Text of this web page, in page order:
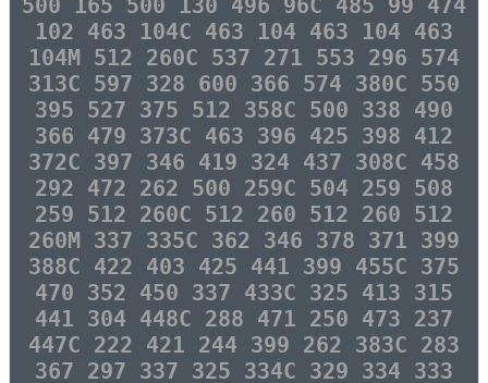
500 165 500 130 496 96C 485 99 474
102 463 104C 463 104 463 104 463
104M 512 260C 537 271 553 296 574
313C 597 328 600 366 574 380C 550
395 527 375 512 358C 500 338 490
366 479 373C 463 396 425 398 412
372C 397 346 419 324 437 308C 458
292 472 262 500 259C 504 259 508
259 512 260C 512 260 512 260 512
260M 337 335C 362 346 378 371 399
388C 422 403 425 441 399 455C 375
470 352 450 337 433C 325 413 315
441 304 448C 288 471 250 473 237
447C 222 421 244 399 262 383C 283
367 297 337 325 334C 329 334 333